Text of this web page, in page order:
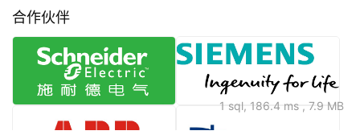
合作伙伴
1 sql, 186.4 ms , 7.9 MB